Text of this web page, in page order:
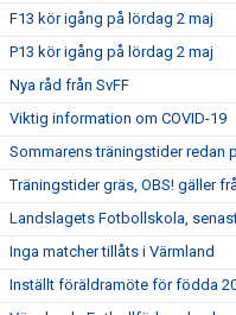
F13 kör igång på lördag 2 maj
P13 kör igång på lördag 2 maj
Nya råd från SvFF
Viktig information om COVID-19
Sommarens träningstider redan
Träningstider gräs, OBS! gäller
Landslagets Fotbollskola,
Inga matcher tillåts i Värmland
Inställt föräldramöte för födda